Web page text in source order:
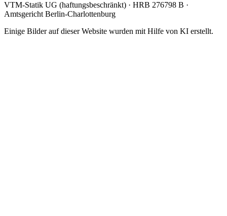
VTM-Statik UG (haftungsbeschränkt) · HRB 276798 B ·
Amtsgericht Berlin-Charlottenburg
Einige Bilder auf dieser Website wurden mit Hilfe von KI erstellt.